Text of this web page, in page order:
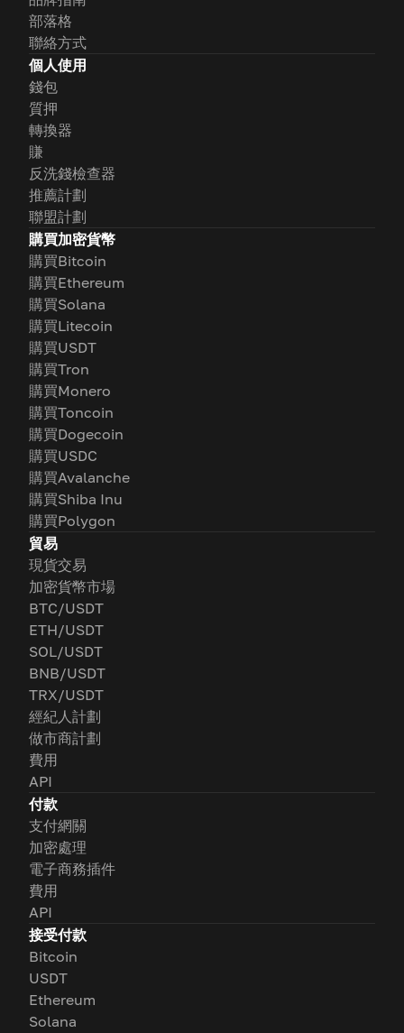
部落格
聯絡方式
個人使用
錢包
質押
轉換器
賺
反洗錢檢查器
推薦計劃
聯盟計劃
購買加密貨幣
購買Bitcoin
購買Ethereum
購買Solana
購買Litecoin
購買USDT
購買Tron
購買Monero
購買Toncoin
購買Dogecoin
購買USDC
購買Avalanche
購買Shiba Inu
購買Polygon
貿易
現貨交易
加密貨幣市場
BTC/USDT
ETH/USDT
SOL/USDT
BNB/USDT
TRX/USDT
經紀人計劃
做市商計劃
費用
API
付款
支付網關
加密處理
電子商務插件
費用
API
接受付款
Bitcoin
USDT
Ethereum
Solana